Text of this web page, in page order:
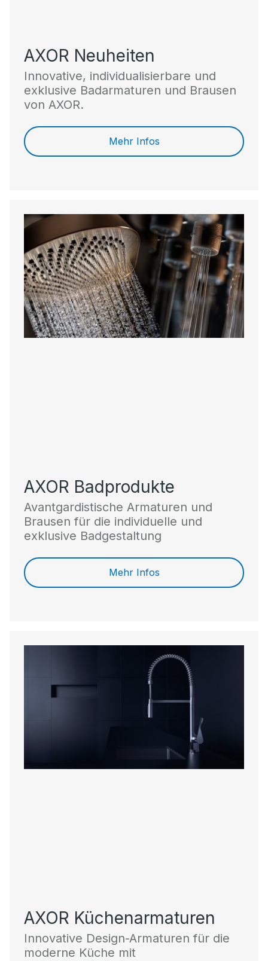
AXOR Neuheiten
Innovative, individualisierbare und
exklusive Badarmaturen und Brausen
von AXOR.
Mehr Infos
AXOR Badprodukte
Avantgardistische Armaturen und
Brausen für die individuelle und
exklusive Badgestaltung
Mehr Infos
AXOR Küchenarmaturen
Innovative Design-Armaturen für die
moderne Küche mit